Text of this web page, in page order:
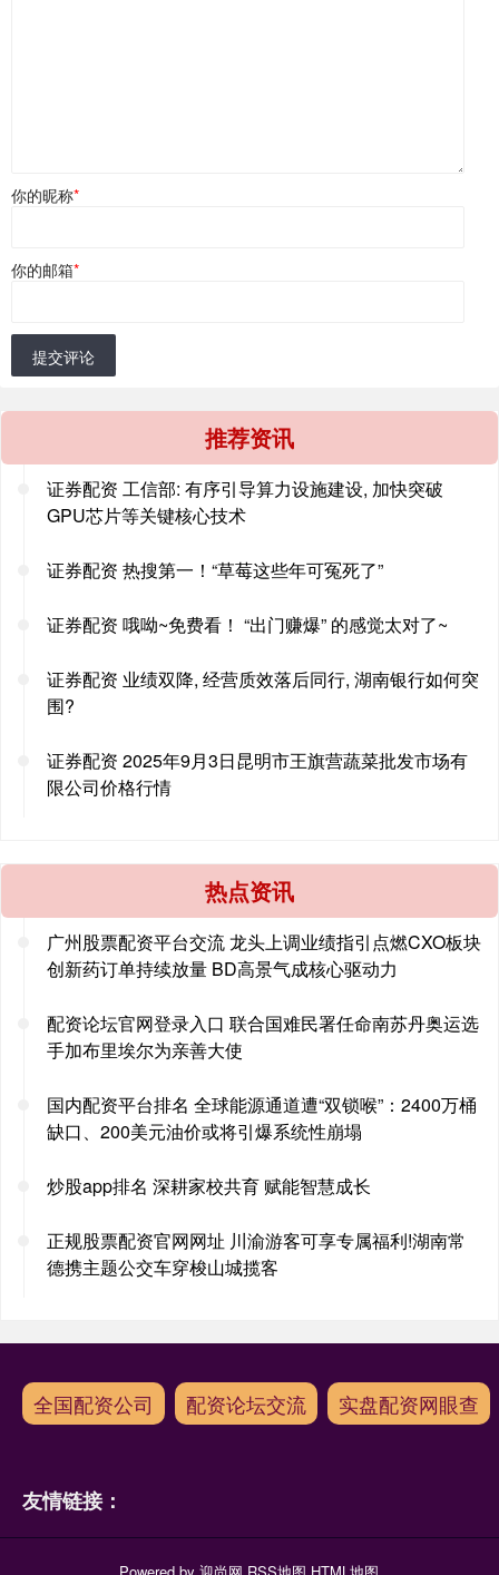
你的昵称*
你的邮箱*
提交评论
推荐资讯
证券配资 工信部: 有序引导算力设施建设, 加快突破
GPU芯片等关键核心技术
证券配资 热搜第一！“草莓这些年可冤死了”
证券配资 哦呦~免费看！ “出门赚爆” 的感觉太对了~
证券配资 业绩双降, 经营质效落后同行, 湖南银行如何突
围?
证券配资 2025年9月3日昆明市王旗营蔬菜批发市场有
限公司价格行情
热点资讯
广州股票配资平台交流 龙头上调业绩指引点燃CXO板块
创新药订单持续放量 BD高景气成核心驱动力
配资论坛官网登录入口 联合国难民署任命南苏丹奥运选
手加布里埃尔为亲善大使
国内配资平台排名 全球能源通道遭“双锁喉”：2400万桶
缺口、200美元油价或将引爆系统性崩塌
炒股app排名 深耕家校共育 赋能智慧成长
正规股票配资官网网址 川渝游客可享专属福利!湖南常
德携主题公交车穿梭山城揽客
全国配资公司 配资论坛交流 实盘配资网眼查
友情链接：